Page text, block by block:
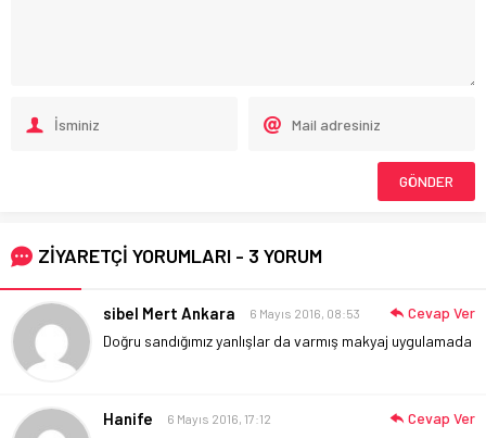
ZİYARETÇİ YORUMLARI - 3 YORUM
sibel Mert Ankara 6 Mayıs 2016, 08:53
Doğru sandığımız yanlışlar da varmış makyaj uygulamada
Cevap Ver
Hanife 6 Mayıs 2016, 17:12 Cevap Ver